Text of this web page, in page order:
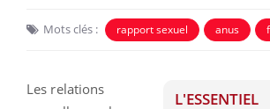
Mots clés : rapport sexuel anus
L'ESSENTIEL
Les relations